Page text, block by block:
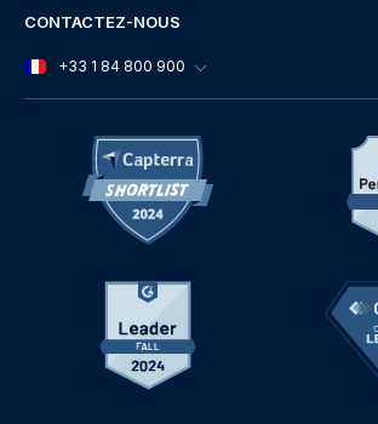
CONTACTEZ-NOUS
+33 1 84 800 900